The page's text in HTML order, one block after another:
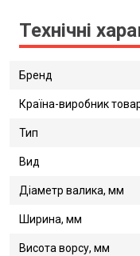
Технічні
Бренд
Країна-виробник
Тип
Вид
Діаметр валика, мм
Ширина, мм
Висота ворсу, мм